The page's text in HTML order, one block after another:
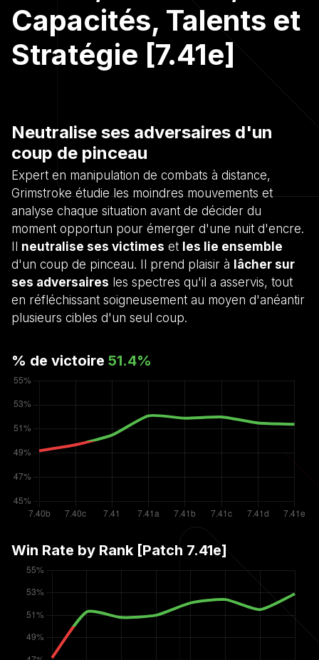
Capacités, Talents et
Stratégie [7.41e]
Neutralise ses adversaires d'un
coup de pinceau
Expert en manipulation de combats à distance,
Grimstroke étudie les moindres mouvements et
analyse chaque situation avant de décider du
moment opportun pour émerger d'une nuit d'encre.
Il neutralise ses victimes et les lie ensemble
d'un coup de pinceau. Il prend plaisir à lâcher sur
ses adversaires les spectres qu'il a asservis, tout
en réfléchissant soigneusement au moyen d'anéantir
plusieurs cibles d'un seul coup.
% de victoire 51.4%
Win Rate by Rank [Patch 7.41e]